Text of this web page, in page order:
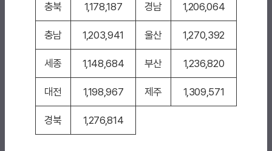
충북 1,178,187 경남 1,206,064
충남 1,203,941 울산 1,270,392
세종 1,148,684 부산 1,236,820
대전 1,198,967 제주 1,309,571
경북 1,276,814